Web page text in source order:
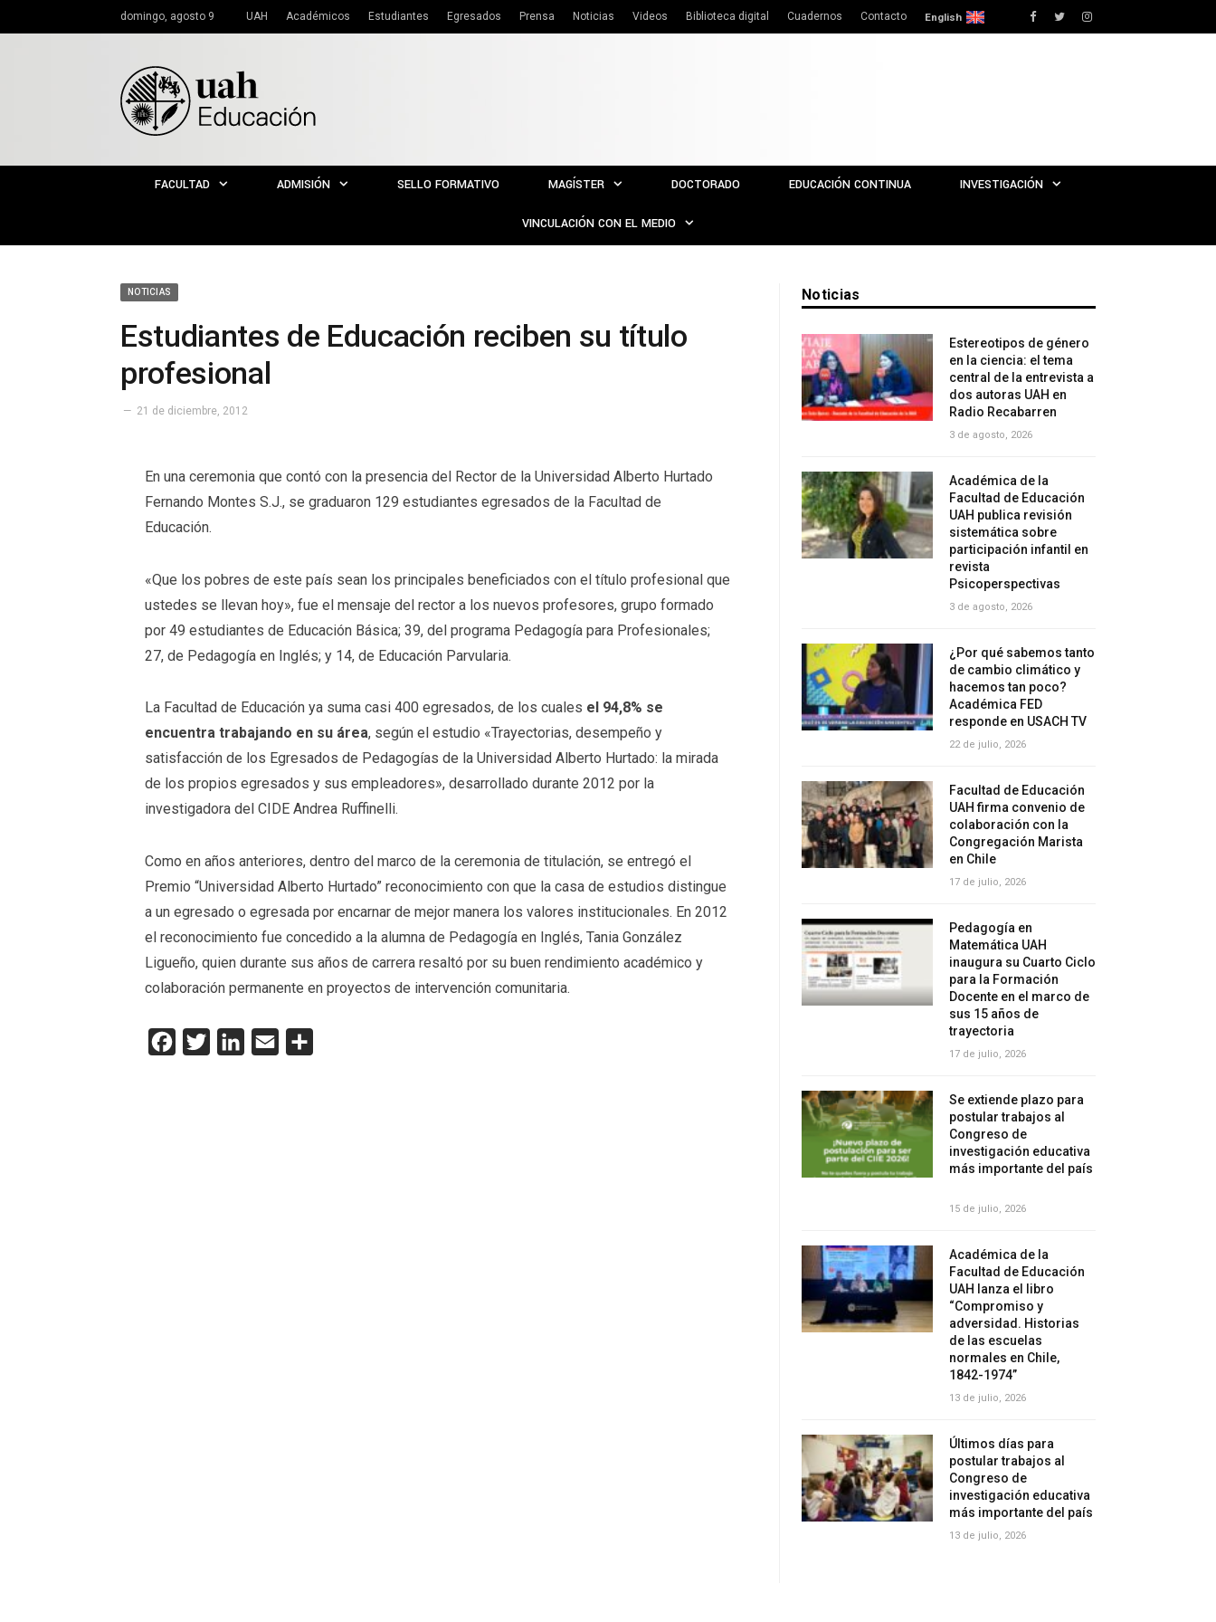
domingo, agosto 9 UAH Académicos Estudiantes Egresados Prensa Noticias Videos Biblioteca digital Cuadernos Contacto English Facebook
TwitterInstagram
FACULTAD ADMISIÓN SELLO FORMATIVO MAGÍSTER DOCTORADO EDUCACIÓN CONTINUA INVESTIGACIÓN
VINCULACIÓN CON EL MEDIO
NOTICIAS
Estudiantes de Educación reciben su título
profesional
21 de diciembre, 2012
En una ceremonia que contó con la presencia del Rector de la Universidad Alberto Hurtado
Fernando Montes S.J., se graduaron 129 estudiantes egresados de la Facultad de
Educación.
«Que los pobres de este país sean los principales beneficiados con el título profesional que
ustedes se llevan hoy», fue el mensaje del rector a los nuevos profesores, grupo formado
por 49 estudiantes de Educación Básica; 39, del programa Pedagogía para Profesionales;
27, de Pedagogía en Inglés; y 14, de Educación Parvularia.
La Facultad de Educación ya suma casi 400 egresados, de los cuales el 94,8% se
encuentra trabajando en su área, según el estudio «Trayectorias, desempeño y
satisfacción de los Egresados de Pedagogías de la Universidad Alberto Hurtado: la mirada
de los propios egresados y sus empleadores», desarrollado durante 2012 por la
investigadora del CIDE Andrea Ruffinelli.
Como en años anteriores, dentro del marco de la ceremonia de titulación, se entregó el
Premio “Universidad Alberto Hurtado” reconocimiento con que la casa de estudios distingue
a un egresado o egresada por encarnar de mejor manera los valores institucionales. En 2012
el reconocimiento fue concedido a la alumna de Pedagogía en Inglés, Tania González
Ligueño, quien durante sus años de carrera resaltó por su buen rendimiento académico y
colaboración permanente en proyectos de intervención comunitaria.
Facebook
Twitter LinkedInEmail
Noticias
Estereotipos de género
en la ciencia: el tema
central de la entrevista a
dos autoras UAH en
Radio Recabarren
3 de agosto, 2026
Académica de la
Facultad de Educación
UAH publica revisión
sistemática sobre
participación infantil en
revista
Psicoperspectivas
3 de agosto, 2026
¿Por qué sabemos tanto
de cambio climático y
hacemos tan poco?
Académica FED
responde en USACH TV
22 de julio, 2026
Facultad de Educación
UAH firma convenio de
colaboración con la
Congregación Marista
en Chile
17 de julio, 2026
Pedagogía en
Matemática UAH
inaugura su Cuarto Ciclo
para la Formación
Docente en el marco de
sus 15 años de
trayectoria
17 de julio, 2026
Se extiende plazo para
postular trabajos al
Congreso de
investigación educativa
más importante del país
15 de julio, 2026
Académica de la
Facultad de Educación
UAH lanza el libro
“Compromiso y
adversidad. Historias
de las escuelas
normales en Chile,
1842-1974”
13 de julio, 2026
Últimos días para
postular trabajos al
Congreso de
investigación educativa
más importante del país
13 de julio, 2026